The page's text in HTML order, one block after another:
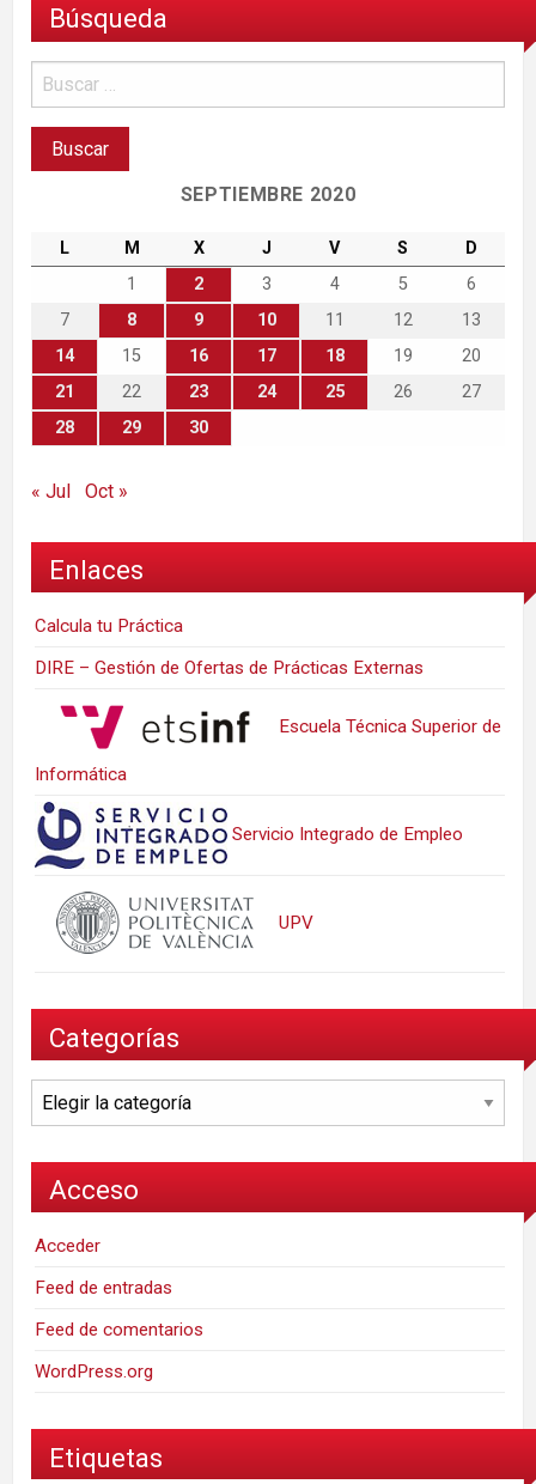
Búsqueda
SEPTIEMBRE 2020
L M X J V S
D
1
2 3 4 5
6
7
8 9 10 11 12
13
14
15 16 17 18 19
20
21
22 23 24 25 26
27
28
29 30
« Jul Oct »
Enlaces
Calcula tu Práctica
DIRE – Gestión de Ofertas de Prácticas Externas
Escuela Técnica Superior de
Informática
Servicio Integrado de Empleo
UPV
Categorías
Categorías
Acceso
Acceder
Feed de entradas
Feed de comentarios
WordPress.org
Etiquetas